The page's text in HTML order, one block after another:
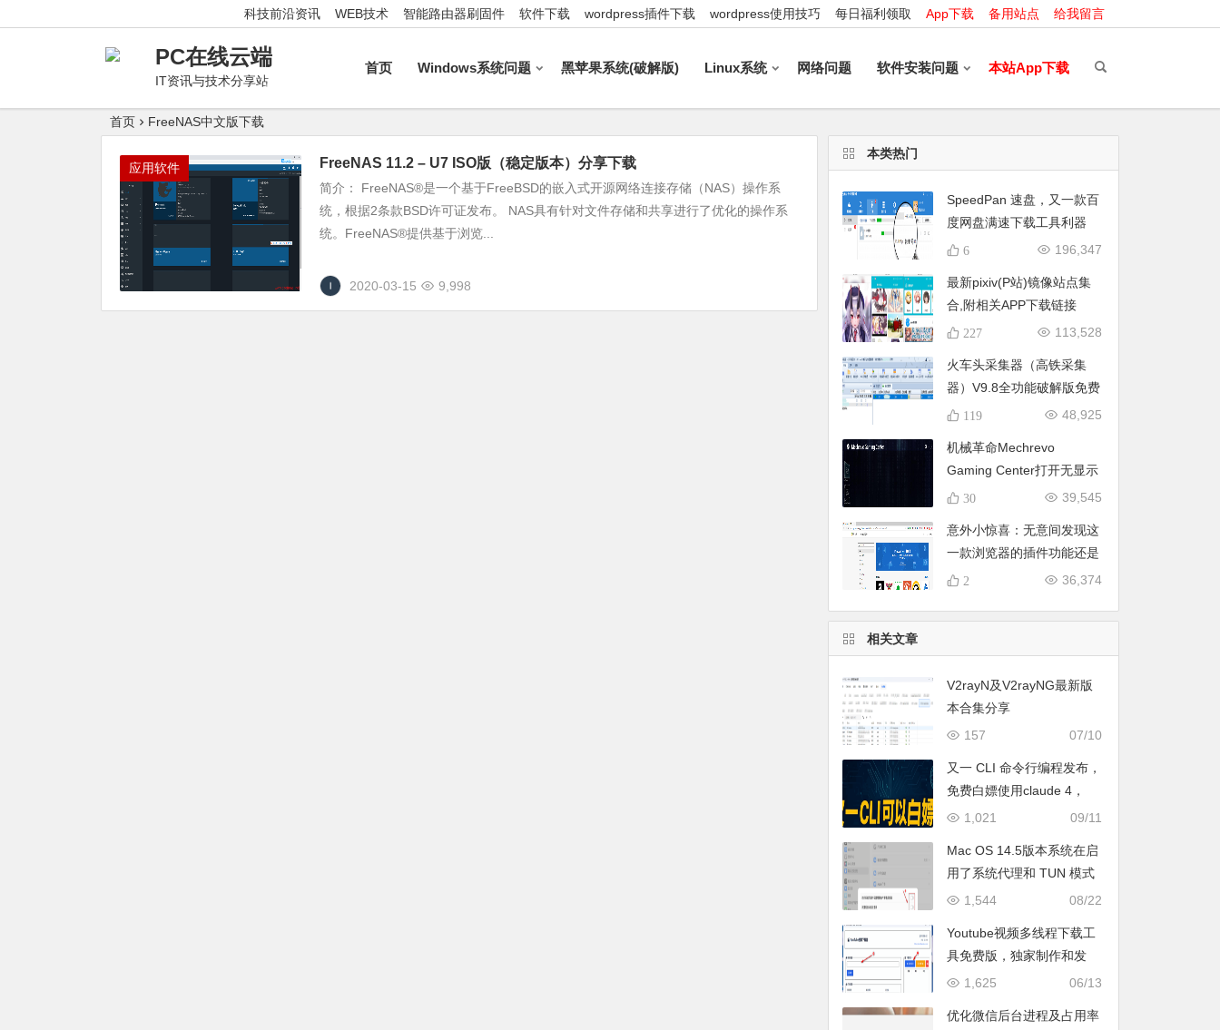
科技前沿资讯 WEB技术 智能路由器刷固件 软件下载 wordpress插件下载 wordpress使用技巧 每日福利领取 App下载 备用站点 给我留言
PC在线云端
IT资讯与技术分享站
首页 Windows系统问题 黑苹果系统(破解版) Linux系统 网络问题 软件安装问题 本站App下载
首页 FreeNAS中文版下载
应用软件 FreeNAS 11.2 – U7 ISO版（稳定版本）分享下载
简介： FreeNAS®是一个基于FreeBSD的嵌入式开源网络连接存储（NAS）操作系
统，根据2条款BSD许可证发布。 NAS具有针对文件存储和共享进行了优化的操作系
统。FreeNAS®提供基于浏览...
2020-03-15 9,998
本类热门
SpeedPan 速盘，又一款百
度网盘满速下载工具利器
（附最新版下载地址）更新
196,347
6
最新pixiv(P站)镜像站点集
合,附相关APP下载链接
113,528
227
火车头采集器（高铁采集
器）V9.8全功能破解版免费
下载，亲测可用哦。 48,925
119
机械革命Mechrevo
Gaming Center打开无显示
的终极解决办法
39,545
30
意外小惊喜：无意间发现这
一款浏览器的插件功能还是
蛮香的。
36,374
2
相关文章
V2rayN及V2rayNG最新版
本合集分享
07/10
157
又一 CLI 命令行编程发布，
免费白嫖使用claude 4，
gemini2.5，gpt-5，能力 vs
cli，亲测可用！
09/11
1,021
Mac OS 14.5版本系统在启
用了系统代理和 TUN 模式
都无法上网的终级解决办08/22
1,544
Youtube视频多线程下载工
具免费版，独家制作和发
布。
06/13
1,625
优化微信后台进程及占用率